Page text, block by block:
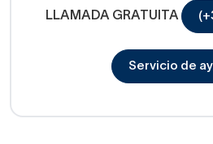
LLAMADA GRATUITA
Servicio de